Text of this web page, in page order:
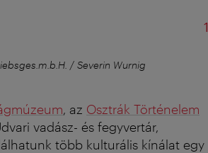
1
/ Severin Wurnig
, az Osztrák Történelem
vadász- és fegyvertár,
több kulturális kínálat egy